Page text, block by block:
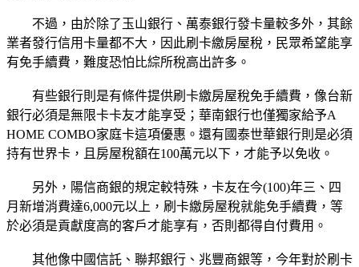
不過，由於除了玉山銀行、萬泰銀行發卡量較多外，其餘
業者發行信用卡量都不大，因此刷卡繳房屋稅，民眾希望能享
有免手續費，難度恐怕比綜所稅高出許多。
有些銀行則是有條件提供刷卡繳房屋稅免手續費，像台新
銀行必須是無限卡卡友才能享受；華南銀行也僅獨家給予A
HOME COMBO家庭卡這項優惠。還有國泰世華銀行則是必須
持有世界卡，且房屋稅額在100萬元以下，才能予以免收。
另外，陽信商銀的規定較特殊，卡友在今(100)年三、四
月新增消費達6,000元以上，刷卡繳房屋稅就能免手續費，等
於必須是貢獻度高的客戶才能享有，否則都得自付費用。
其他像中國信託、聯邦銀行、兆豐商銀等，今年對於刷卡